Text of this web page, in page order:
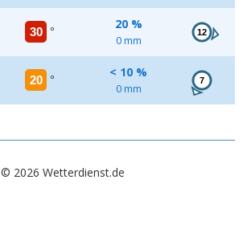
30 °
20 %
0 mm
12
20 °
< 10 %
0 mm
7
© 2026 Wetterdienst.de